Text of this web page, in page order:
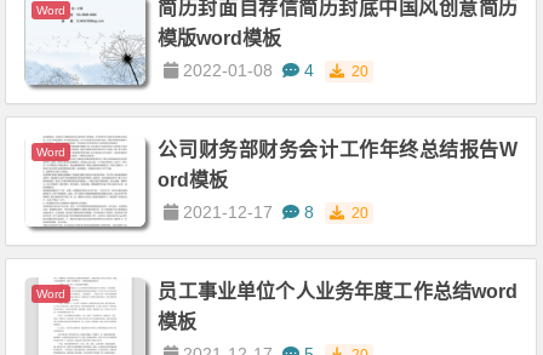
Word
简历封面自荐信简历封底中国风创意简历
模版word模板
2022-01-08 4 20
Word
公司财务部财务会计工作年终总结报告W
ord模板
2021-12-17 8 20
Word
员工事业单位个人业务年度工作总结word
模板